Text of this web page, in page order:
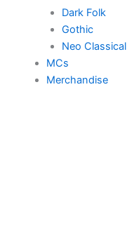
Dark Folk
Gothic
Neo Classical
MCs
Merchandise